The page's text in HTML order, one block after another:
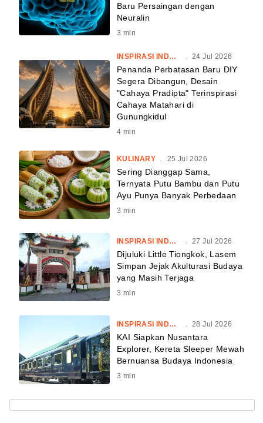
Baru Persaingan dengan
Neuralin
3 min
INSPIRASI INDONESIA . 24 Jul 2026
Penanda Perbatasan Baru DIY
Segera Dibangun, Desain
"Cahaya Pradipta" Terinspirasi
Cahaya Matahari di
Gunungkidul
4 min
KULINARY . 25 Jul 2026
Sering Dianggap Sama,
Ternyata Putu Bambu dan Putu
Ayu Punya Banyak Perbedaan
3 min
INSPIRASI INDONESIA . 27 Jul 2026
Dijuluki Little Tiongkok, Lasem
Simpan Jejak Akulturasi Budaya
yang Masih Terjaga
3 min
INSPIRASI INDONESIA 28 Jul 2026
KAI Siapkan Nusantara
Explorer, Kereta Sleeper Mewah
Bernuansa Budaya Indonesia
3 min